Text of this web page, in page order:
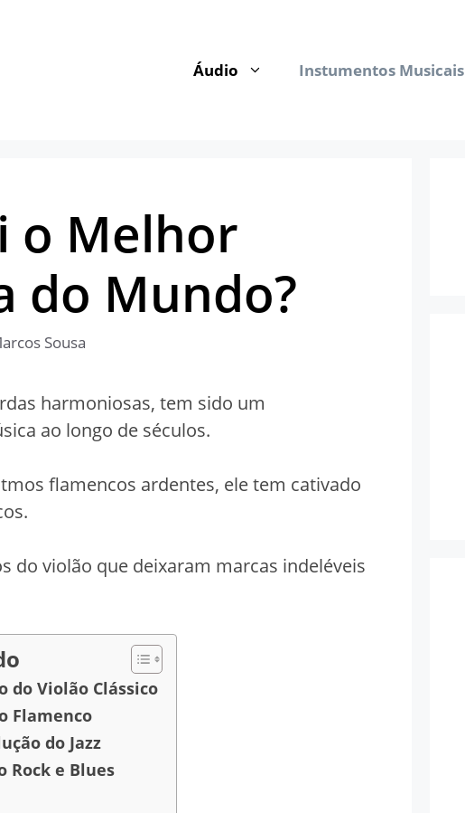
Áudio Instumentos Musicais
o Melhor
do Mundo?
Sousa
harmoniosas, tem sido um
ao longo de séculos.
flamencos ardentes, ele tem cativado
do violão que deixaram marcas indeléveis
do Violão Clássico
Flamenco
do Jazz
Rock e Blues